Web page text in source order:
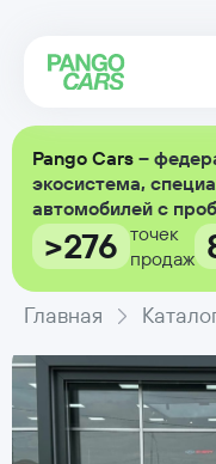
Pango Cars –
экосистема,
автомобилей с
>276 точек
продаж
Главная